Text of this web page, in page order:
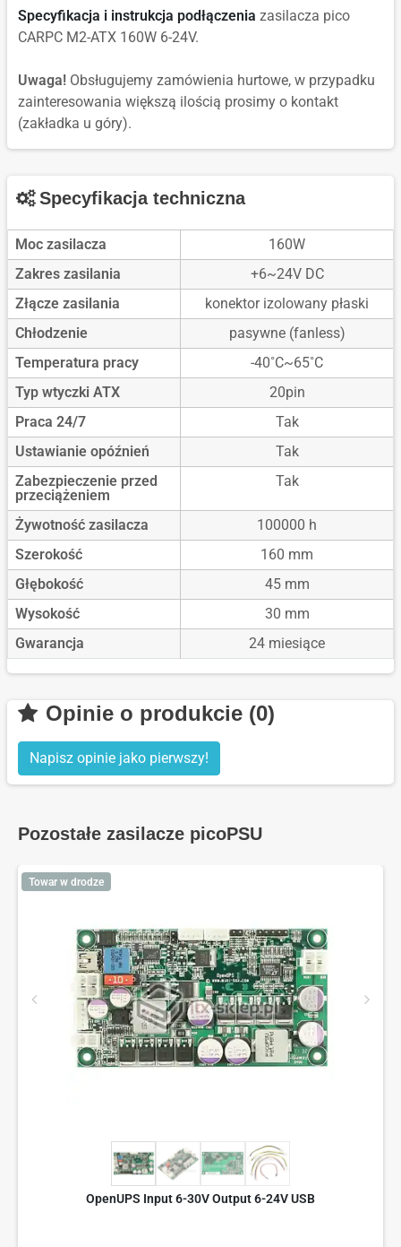
Specyfikacja i instrukcja podłączenia zasilacza pico
CARPC M2-ATX 160W 6-24V.
Uwaga! Obsługujemy zamówienia hurtowe, w przypadku
zainteresowania większą ilością prosimy o kontakt
(zakładka u góry).
Specyfikacja techniczna
Moc zasilacza
160W
Zakres zasilania
+6~24V DC
Złącze zasilania
konektor izolowany płaski
Chłodzenie
pasywne (fanless)
Temperatura pracy
-40˚C~65˚C
Typ wtyczki ATX
20pin
Praca 24/7
Tak
Ustawianie opóźnień
Tak
Zabezpieczenie przed
przeciążeniem
Tak
Żywotność zasilacza
100000 h
Szerokość
160 mm
Głębokość
45 mm
Wysokość
30 mm
Gwarancja
24 miesiące
Opinie o produkcie (0)
Napisz opinie jako pierwszy!
Pozostałe zasilacze picoPSU
Towar w drodze
OpenUPS Input 6-30V Output 6-24V USB